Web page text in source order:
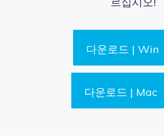
Recoverit - Mac 버전
Mac 시스템에서 무제한 데이터
무료 체험
디바이스 복구하기
리커버릿 모든 기능 확인하기
삭제된 파일 복구
드라이브에서 복구
삭제된 미디어 복구
다운로드
다운로드 | Win
다운로드 | Mac